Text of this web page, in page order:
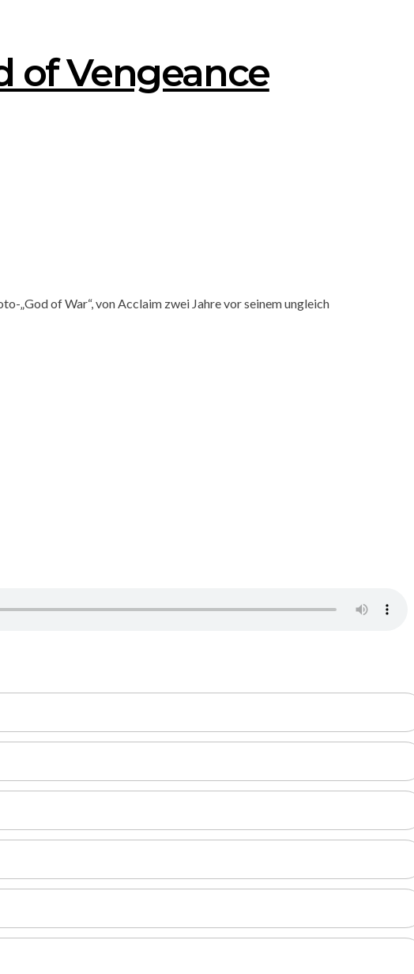
of Vengeance
„God of War“, von Acclaim zwei Jahre vor seinem ungleich